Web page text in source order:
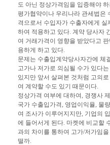
도 아닌 정상가격임을 입증해야
평가협약이나 우리나라 관세법은
격으로서 수입자가 수출자에게
하여 적용하고 있다. 계약 당사자
여 거래가격이 영향을 받았다고
용하게 하고 있다.
문제는 수출입계약당사자간에 체
고가나 저가로 의심될 수가 있다
있지만 앞서 살펴본 것처럼 고의
여 계약할 수도 있기 때문이다.
정상가격 여부에 대하여, 경쟁사
국가 수출입가격, 영업이익율, 물
여 조사가 이루어지지만, 기업의
에 들어서게 된다. 마켓에 비교할
과의 차이를 통하여 고가/저가임
떨까.